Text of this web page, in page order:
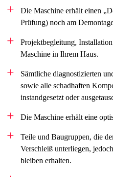
Die Maschine erhält einen
Prüfung) noch am
Projektbegleitung,
Maschine in Ihrem Haus.
Sämtliche diagnostizierten
sowie alle schadhaften
instandgesetzt oder
Die Maschine erhält eine
Teile und Baugruppen, die
Verschleiß unterliegen,
bleiben erhalten.